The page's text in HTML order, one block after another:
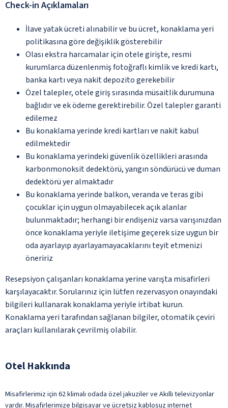
Check-in Açıklamaları
İlave yatak ücreti alınabilir ve bu ücret, konaklama yeri
politikasına göre değişiklik gösterebilir
Olası ekstra harcamalar için otele girişte, resmi
kurumlarca düzenlenmiş fotoğraflı kimlik ve kredi kartı,
banka kartı veya nakit depozito gerekebilir
Özel talepler, otele giriş sırasında müsaitlik durumuna
bağlıdır ve ek ödeme gerektirebilir. Özel talepler garanti
edilemez
Bu konaklama yerinde kredi kartları ve nakit kabul
edilmektedir
Bu konaklama yerindeki güvenlik özellikleri arasında
karbonmonoksit dedektörü, yangın söndürücü ve duman
dedektörü yer almaktadır
Bu konaklama yerinde balkon, veranda ve teras gibi
çocuklar için uygun olmayabilecek açık alanlar
bulunmaktadır; herhangi bir endişeniz varsa varışınızdan
önce konaklama yeriyle iletişime geçerek size uygun bir
oda ayarlayıp ayarlayamayacaklarını teyit etmenizi
öneririz
Resepsiyon çalışanları konaklama yerine varışta misafirleri
karşılayacaktır. Sorularınız için lütfen rezervasyon onayındaki
bilgileri kullanarak konaklama yeriyle irtibat kurun.
Konaklama yeri tarafından sağlanan bilgiler, otomatik çeviri
araçları kullanılarak çevrilmiş olabilir.
Otel Hakkında
Misafirlerimiz için 62 klimalı odada özel jakuziler ve Akıllı televizyonlar
vardır. Misafirlerimize bilgisayar ve ücretsiz kablosuz internet